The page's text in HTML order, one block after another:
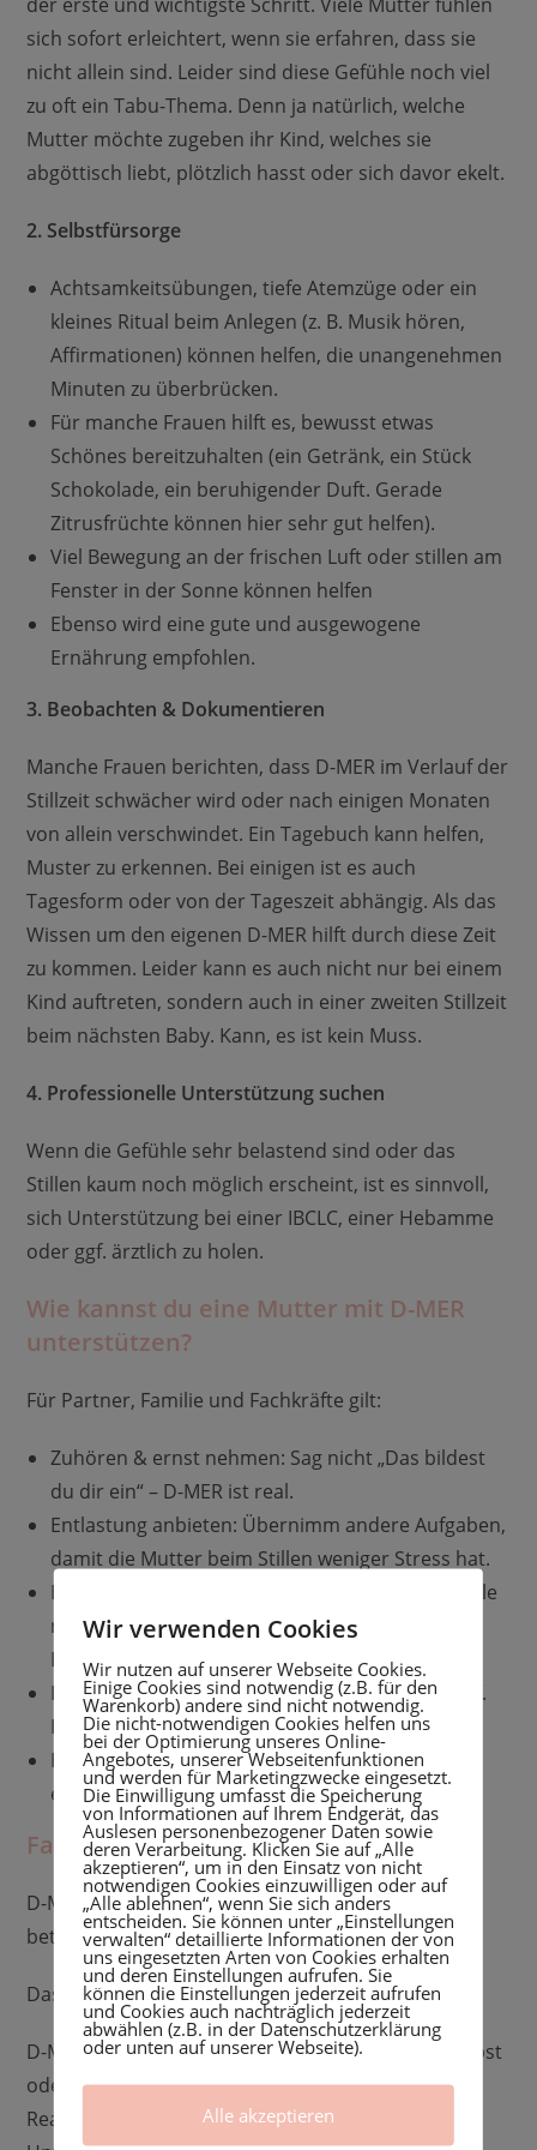
sich sofort erleichtert, wenn sie erfahren, dass sie
nicht allein sind. Leider sind diese Gefühle noch viel
zu oft ein Tabu-Thema. Denn ja natürlich, welche
Mutter möchte zugeben ihr Kind, welches sie
abgöttisch liebt, plötzlich hasst oder sich davor ekelt.
2. Selbstfürsorge
Achtsamkeitsübungen, tiefe Atemzüge oder ein
kleines Ritual beim Anlegen (z. B. Musik hören,
Affirmationen) können helfen, die unangenehmen
Minuten zu überbrücken.
Für manche Frauen hilft es, bewusst etwas
Schönes bereitzuhalten (ein Getränk, ein Stück
Schokolade, ein beruhigender Duft. Gerade
Zitrusfrüchte können hier sehr gut helfen).
Viel Bewegung an der frischen Luft oder stillen am
Fenster in der Sonne können helfen
Ebenso wird eine gute und ausgewogene
Ernährung empfohlen.
3. Beobachten & Dokumentieren
Manche Frauen berichten, dass D-MER im Verlauf der
Stillzeit schwächer wird oder nach einigen Monaten
von allein verschwindet. Ein Tagebuch kann helfen,
Muster zu erkennen. Bei einigen ist es auch
Tagesform oder von der Tageszeit abhängig. Als das
Wissen um den eigenen D-MER hilft durch diese Zeit
zu kommen. Leider kann es auch nicht nur bei einem
Kind auftreten, sondern auch in einer zweiten Stillzeit
beim nächsten Baby. Kann, es ist kein Muss.
4. Professionelle Unterstützung suchen
Wenn die Gefühle sehr belastend sind oder das
Stillen kaum noch möglich erscheint, ist es sinnvoll,
sich Unterstützung bei einer IBCLC, einer Hebamme
oder ggf. ärztlich zu holen.
Wie kannst du eine Mutter mit D-MER
unterstützen?
Für Partner, Familie und Fachkräfte gilt:
Zuhören & ernst nehmen: Sag nicht „Das bildest
du dir ein“ – D-MER ist real.
Entlastung anbieten: Übernimm andere Aufgaben,
damit die Mutter beim Stillen weniger Stress hat.
Bestärken: Erinnere sie daran, dass diese Gefühle
nicht ihre Schuld sind und nichts über ihre
Bindung zum Baby aussagen.
Informieren: Hilf, seriöse Informationen und ggf.
Fachpersonen zu finden.
Hier kann ich euch auch die SeiteD-MER Info
empfehlen
Fazit
D-MER ist noch wenig bekannt, aber für die
betroffenen Frauen sehr real und oft belastend.
Das Wichtigste ist: Du bist nicht allein.
D-MER bedeutet nicht, dass du dein Baby nicht liebst
oder keine gute Mutter bist. Es ist eine körperliche
Reaktion und mit Aufklärung, Selbstfürsorge und
Wir verwenden Cookies
Wir nutzen auf unserer Webseite Cookies.
Einige Cookies sind notwendig (z.B. für den
Warenkorb) andere sind nicht notwendig.
Die nicht-notwendigen Cookies helfen uns
bei der Optimierung unseres Online-
Angebotes, unserer Webseitenfunktionen
und werden für Marketingzwecke eingesetzt.
Die Einwilligung umfasst die Speicherung
von Informationen auf Ihrem Endgerät, das
Auslesen personenbezogener Daten sowie
deren Verarbeitung. Klicken Sie auf „Alle
akzeptieren“, um in den Einsatz von nicht
notwendigen Cookies einzuwilligen oder auf
„Alle ablehnen“, wenn Sie sich anders
entscheiden. Sie können unter „Einstellungen
verwalten“ detaillierte Informationen der von
uns eingesetzten Arten von Cookies erhalten
und deren Einstellungen aufrufen. Sie
können die Einstellungen jederzeit aufrufen
und Cookies auch nachträglich jederzeit
abwählen (z.B. in der Datenschutzerklärung
oder unten auf unserer Webseite).
Alle akzeptieren